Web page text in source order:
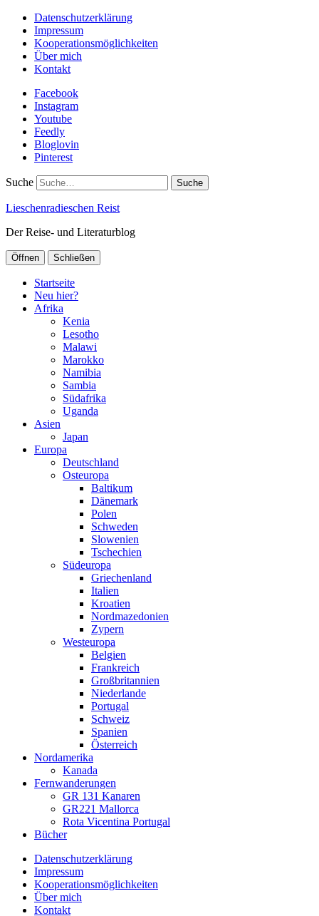
Datenschutzerklärung
Impressum
Kooperationsmöglichkeiten
Über mich
Kontakt
Facebook
Instagram
Youtube
Feedly
Bloglovin
Pinterest
Suche
Lieschenradieschen Reist
Der Reise- und Literaturblog
Öffnen Schließen
Startseite
Neu hier?
Afrika
Kenia
Lesotho
Malawi
Marokko
Namibia
Sambia
Südafrika
Uganda
Asien
Japan
Europa
Deutschland
Osteuropa
Baltikum
Dänemark
Polen
Schweden
Slowenien
Tschechien
Südeuropa
Griechenland
Italien
Kroatien
Nordmazedonien
Zypern
Westeuropa
Belgien
Frankreich
Großbritannien
Niederlande
Portugal
Schweiz
Spanien
Österreich
Nordamerika
Kanada
Fernwanderungen
GR 131 Kanaren
GR221 Mallorca
Rota Vicentina Portugal
Bücher
Datenschutzerklärung
Impressum
Kooperationsmöglichkeiten
Über mich
Kontakt